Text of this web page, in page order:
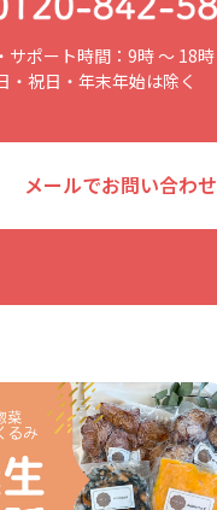
サポート時間：9時 〜 18時
・祝日・年末年始は除く
メールでお問い合わせ